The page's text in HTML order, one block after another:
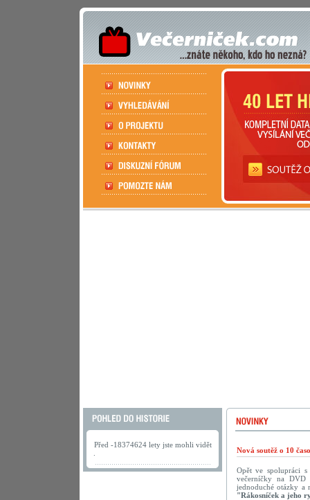
Před -18374624 lety jste mohli vidět
Nová soutěž o 10
Opět ve spolupráci
večerníčky na DVD
jednoduché otázky a
"Rákosníček a jeho